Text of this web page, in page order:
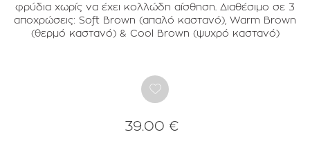
φρύδια χωρίς να έχει κολλώδη αίσθηση. Διαθέσιμο σε 3
αποχρώσεις: Soft Brown (απαλό καστανό), Warm Brown
(θερμό καστανό) & Cool Brown (ψυχρό καστανό)
39.00 €